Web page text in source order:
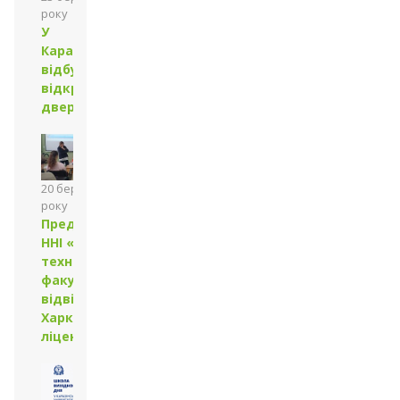
року
У
Каразінському
відбувся День
відкритих
дверей
20 березня 2026
року
Представники
ННІ «Фізико-
технічний
факультет»
відвідали
Харківського
ліцею № 173